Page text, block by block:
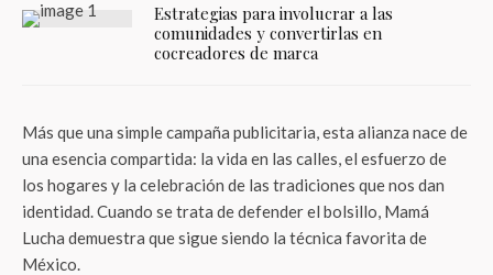
Estrategias para involucrar a las
comunidades y convertirlas en
cocreadores de marca
Más que una simple campaña publicitaria, esta alianza nace de
una esencia compartida: la vida en las calles, el esfuerzo de
los hogares y la celebración de las tradiciones que nos dan
identidad. Cuando se trata de defender el bolsillo, Mamá
Lucha demuestra que sigue siendo la técnica favorita de
México.